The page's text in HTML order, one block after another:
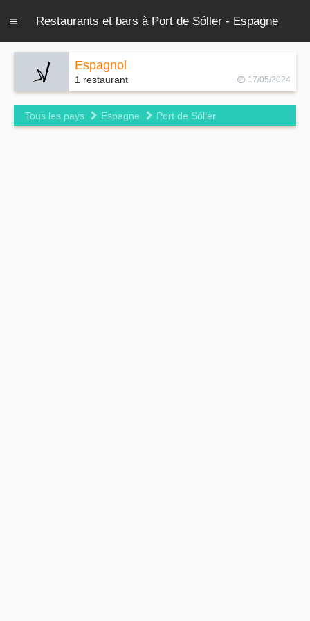
Restaurants et bars à Port de Sóller - Espagne
Espagnol
1 restaurant 17/05/2024
Tous les pays Espagne Port de Sóller